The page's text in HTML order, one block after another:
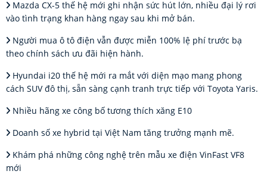
Mazda CX-5 thế hệ mới ghi nhận sức hút lớn, nhiều đại lý rơi
vào tình trạng khan hàng ngay sau khi mở bán.
Người mua ô tô điện vẫn được miễn 100% lệ phí trước bạ
theo chính sách ưu đãi hiện hành.
Hyundai i20 thế hệ mới ra mắt với diện mạo mang phong
cách SUV đô thị, sẵn sàng cạnh tranh trực tiếp với Toyota Yaris.
Nhiều hãng xe công bố tương thích xăng E10
Doanh số xe hybrid tại Việt Nam tăng trưởng mạnh mẽ.
Khám phá những công nghệ trên mẫu xe điện VinFast VF8
mới